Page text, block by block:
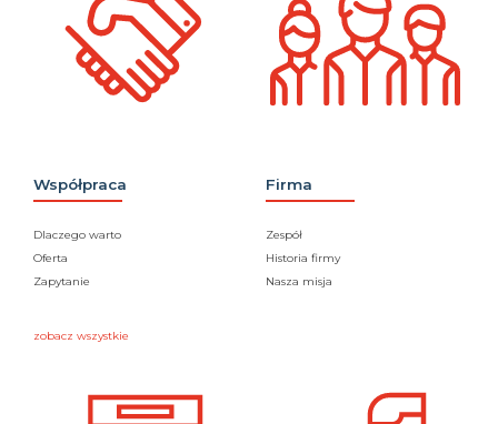
Współpraca
Dlaczego warto
Oferta
Zapytanie
zobacz wszystkie
Firma
Zespół
Historia firmy
Nasza misja